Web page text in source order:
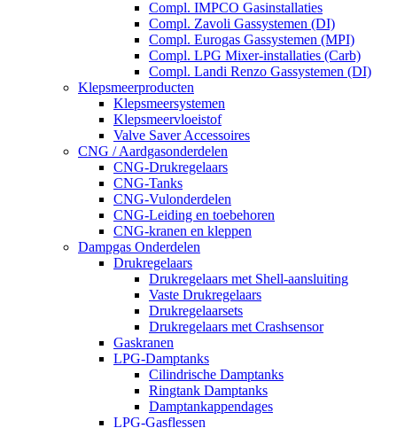
Compl. IMPCO Gasinstallaties
Compl. Zavoli Gassystemen (DI)
Compl. Eurogas Gassystemen (MPI)
Compl. LPG Mixer-installaties (Carb)
Compl. Landi Renzo Gassystemen (DI)
Klepsmeerproducten
Klepsmeersystemen
Klepsmeervloeistof
Valve Saver Accessoires
CNG / Aardgasonderdelen
CNG-Drukregelaars
CNG-Tanks
CNG-Vulonderdelen
CNG-Leiding en toebehoren
CNG-kranen en kleppen
Dampgas Onderdelen
Drukregelaars
Drukregelaars met Shell-aansluiting
Vaste Drukregelaars
Drukregelaarsets
Drukregelaars met Crashsensor
Gaskranen
LPG-Damptanks
Cilindrische Damptanks
Ringtank Damptanks
Damptankappendages
LPG-Gasflessen